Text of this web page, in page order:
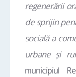
regenerării
de sprijin
socială a
urbane și
municipiul